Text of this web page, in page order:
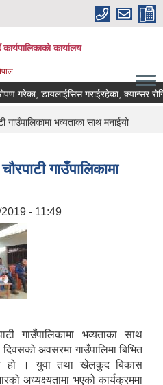
कार्यालय
गरेका, डायलाईसिस गराईरहेका, क्यान्सर
गाउँपालिकामा भव्यताका साथ मनाईयो
गाउँपालिकामा
- 11:49
गाउँपालिकामा भव्यताका साथ
अवसरमा गाउँपालिमा बिभित
हो । युवा तथा खेलकुद बिकास
अध्यक्ष्यतामा भएको कार्यक्रममा